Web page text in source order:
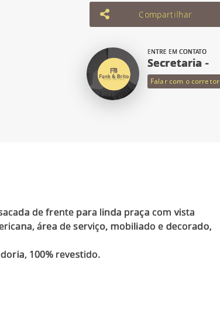
Compartilhar
ENTRE EM CONTATO
Secretaria -
Falar com o corretor
de frente para linda praça com vista
área de serviço, mobiliado e decorado,
100% revestido.